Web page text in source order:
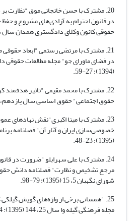
20. مشترک با حسن خانجانی موق "نظارت
در قانون احترام به آزادی‌های مشروع و
حقوقی کانون وکلای دادگستری همدان سال دوم، 5
21. مشترک با مرتضی رستمی "ابعاد
(1394): 27-59.
22. مشترک با محمد مقیمی "تاثیر هدفمند
حقوق اجتماعی" حقوق اساسی سال یازدهم، 23 (1394): 113-140.
23. مشترک با مینا اکبری"نقش نهادهای
(1395): 23-48.
24. مشترک با علی سهرابلو "ضرورت در
مرجع تشخیص و نظارت" فصلنامه دانش
شورای نگهبان 5، 15 (1395): 79-98.
25. "همسانی برخی از واژه‌های گویش
مجله فرهنگی گیله وا سال 25، 144 (1395): 34-35.